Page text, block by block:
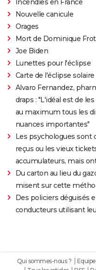
Nouvelle canicule
Orages
Mort de Dominique Frot
Joe Biden
Lunettes pour l'éclipse
Carte de l'éclipse solaire
Alvaro Fernandez,
draps : "L'idéal est de
au maximum tous les
nuances importantes"
Les psychologues sont
reçus ou les vieux
accumulateurs, mais
Du carton au lieu du
misent sur cette
Des policiers déguisés
conducteurs utilisant
Qui sommes-nous ? Equipe